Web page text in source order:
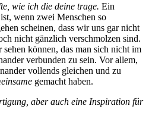
wie ich die deine trage. Ein
wenn zwei Menschen so
scheinen, dass wir uns gar nicht
nicht gänzlich verschmolzen sind.
können, das man sich nicht im
verbunden zu sein. Vor allem,
vollends gleichen und zu
gemacht haben.
aber auch eine Inspiration für